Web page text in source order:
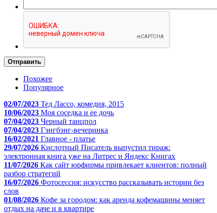
Отправить
Похожее
Популярное
02/07/2023 Тед Лассо, комедия, 2015
10/06/2023 Моя соседка и ее дочь
07/04/2023 Черный танцпол
07/04/2023 Гэнгбэнг-вечеринка
16/02/2021 Главное - платье
29/07/2026 Кислотный Писатель выпустил тираж:
электронная книга уже на Литрес и Яндекс Книгах
11/07/2026 Как сайт юрфирмы привлекает клиентов: полный
разбор стратегий
16/07/2026 Фотосессия: искусство рассказывать истории без
слов
01/08/2026 Кофе за городом: как аренда кофемашины меняет
отдых на даче и в квартире